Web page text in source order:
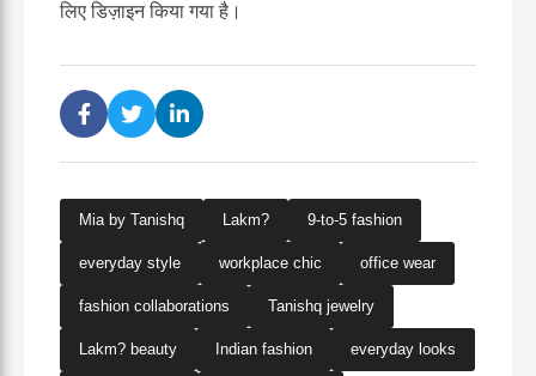
लिए डिज़ाइन किया गया है।
Mia by Tanishq Lakm? 9-to-5 fashion
everyday style workplace chic office wear
fashion collaborations Tanishq jewelry
Lakm? beauty Indian fashion everyday looks